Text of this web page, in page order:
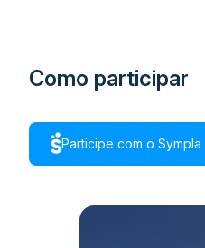
Como participar
Participe com o Sympla